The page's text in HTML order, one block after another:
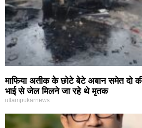
माफिया अतीक के छोटे बेटे अबान समेत दो
भाई से जेल मिलने जा रहे थे मृतक
uttampukarnews